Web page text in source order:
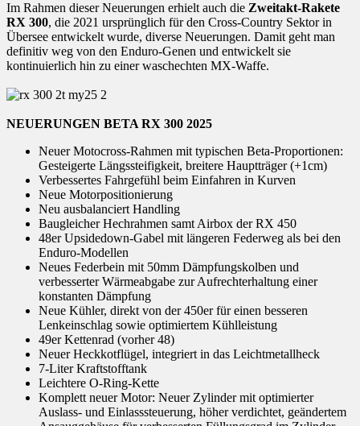
Im Rahmen dieser Neuerungen erhielt auch die Zweitakt-Rakete
RX 300, die 2021 ursprünglich für den Cross-Country Sektor in
Übersee entwickelt wurde, diverse Neuerungen. Damit geht man
definitiv weg von den Enduro-Genen und entwickelt sie
kontinuierlich hin zu einer waschechten MX-Waffe.
NEUERUNGEN BETA RX 300 2025
Neuer Motocross-Rahmen mit typischen Beta-Proportionen:
Gesteigerte Längssteifigkeit, breitere Hauptträger (+1cm)
Verbessertes Fahrgefühl beim Einfahren in Kurven
Neue Motorpositionierung
Neu ausbalanciert Handling
Baugleicher Hechrahmen samt Airbox der RX 450
48er Upsidedown-Gabel mit längeren Federweg als bei den
Enduro-Modellen
Neues Federbein mit 50mm Dämpfungskolben und
verbesserter Wärmeabgabe zur Aufrechterhaltung einer
konstanten Dämpfung
Neue Kühler, direkt von der 450er für einen besseren
Lenkeinschlag sowie optimiertem Kühlleistung
49er Kettenrad (vorher 48)
Neuer Heckkotflügel, integriert in das Leichtmetallheck
7-Liter Kraftstofftank
Leichtere O-Ring-Kette
Komplett neuer Motor: Neuer Zylinder mit optimierter
Auslass- und Einlasssteuerung, höher verdichtet, geändertem